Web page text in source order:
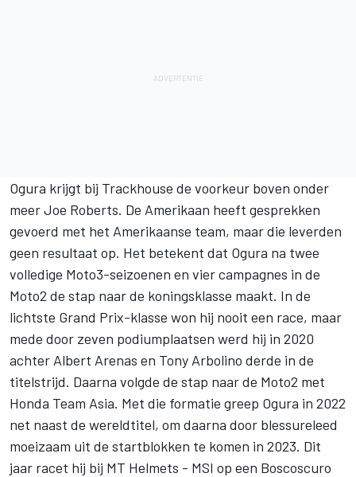
Ogura krijgt bij Trackhouse de voorkeur boven onder
meer Joe Roberts. De Amerikaan heeft gesprekken
gevoerd met het Amerikaanse team, maar die leverden
geen resultaat op. Het betekent dat Ogura na twee
volledige Moto3-seizoenen en vier campagnes in de
Moto2 de stap naar de koningsklasse maakt. In de
lichtste Grand Prix-klasse won hij nooit een race, maar
mede door zeven podiumplaatsen werd hij in 2020
achter Albert Arenas en Tony Arbolino derde in de
titelstrijd. Daarna volgde de stap naar de Moto2 met
Honda Team Asia. Met die formatie greep Ogura in 2022
net naast de wereldtitel, om daarna door blessureleed
moeizaam uit de startblokken te komen in 2023. Dit
jaar racet hij bij MT Helmets - MSI op een Boscoscuro